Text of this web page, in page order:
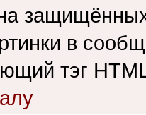
в
тэг